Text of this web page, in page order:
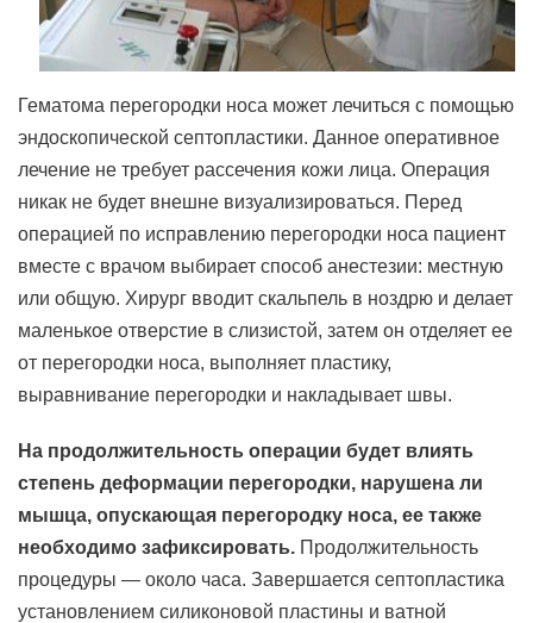
Гематома перегородки носа может лечиться с помощью
эндоскопической септопластики. Данное оперативное
лечение не требует рассечения кожи лица. Операция
никак не будет внешне визуализироваться. Перед
операцией по исправлению перегородки носа пациент
вместе с врачом выбирает способ анестезии: местную
или общую. Хирург вводит скальпель в ноздрю и делает
маленькое отверстие в слизистой, затем он отделяет ее
от перегородки носа, выполняет пластику,
выравнивание перегородки и накладывает швы.
На продолжительность операции будет влиять
степень деформации перегородки, нарушена ли
мышца, опускающая перегородку носа, ее также
необходимо зафиксировать. Продолжительность
процедуры — около часа. Завершается септопластика
установлением силиконовой пластины и ватной